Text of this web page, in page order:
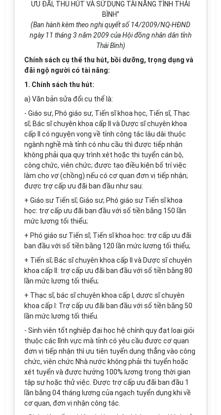
ƯU ĐÃI, THU HÚT VÀ SỬ DỤNG TÀI NĂNG TỈNH THÁI
BÌNH”
(Ban hành kèm theo nghị quyết số 14/2009/NQ-HĐND
ngày 11 tháng 3 năm 2009 của Hội đồng nhân dân tỉnh
Thái Bình)
Chính sách cụ thể thu hút, bồi dưỡng, trọng dụng và
đãi ngộ người có tài năng:
1. Chính sách thu hút:
a) Văn bản sửa đổi cụ thể là:
- Giáo sư, Phó giáo sư, Tiến sĩ khoa học, Tiến sĩ, Thạc
sĩ; Bác sĩ chuyên khoa cấp II và Dược sĩ chuyên khoa
cấp II có nguyện vọng về tỉnh công tác lâu dài thuộc
ngành nghề mà tỉnh có nhu cầu thì được tiếp nhận
không phải qua quy trình xét hoặc thi tuyển cán bộ,
công chức, viên chức; được tạo điều kiện bố trí việc
làm cho vợ (chồng) nếu có cơ quan đơn vị tiếp nhận;
được trợ cấp ưu đãi ban đầu như sau:
+ Giáo sư Tiến sĩ; Giáo sư; Phó giáo sư Tiến sĩ khoa
học: trợ cấp ưu đãi ban đầu với số tiền bằng 150 lần
mức lương tối thiểu;
+ Phó giáo sư Tiến sĩ; Tiến sĩ khoa học: trợ cấp ưu đãi
ban đầu với số tiền bằng 120 lần mức lương tối thiểu;
+ Tiến sĩ; Bác sĩ chuyên khoa cấp II và Dược sĩ chuyên
khoa cấp II: trợ cấp ưu đãi ban đầu với số tiền bằng 80
lần mức lương tối thiểu;
+ Thạc sĩ, bác sĩchuyên khoa cấp I, dược sĩ chuyên
khoa cấp I: Trợ cấp ưu đãi ban đầu với số tiền bằng 50
lần mức lương tối thiểu.
- Sinh viên tốt nghiệp đại học hệ chính quy đạt loại giỏi
thuộc các lĩnh vực mà tỉnh có yêu cầu được cơ quan
đơn vị tiếp nhận thì ưu tiên tuyển dụng thẳng vào công
chức, viên chức Nhà nước không phải thi tuyển hoặc
xét tuyển và được hưởng 100% lương trong thời gian
tập sự hoặc thử việc. Được trợ cấp ưu đãi ban đầu 1
ần bằng 04 tháng lương của ngạch tuyển dụng khi về
cơ quan, đơn vị nhận công tác.